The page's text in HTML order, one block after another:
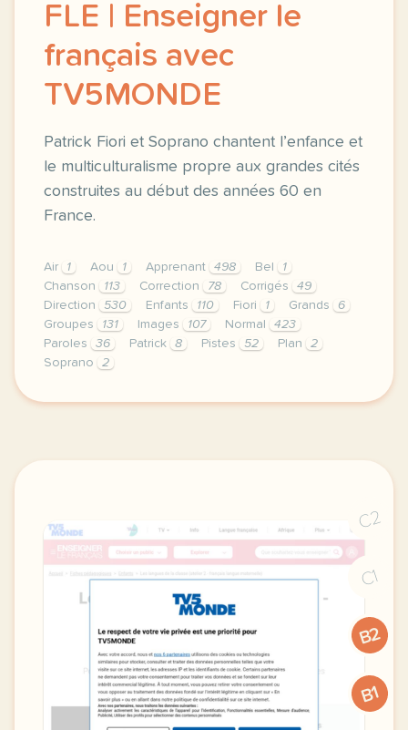
FLE | Enseigner le
français avec
TV5MONDE
Patrick Fiori et Soprano chantent l’enfance et
le multiculturalisme propre aux grandes cités
construites au début des années 60 en
France.
Air 1 Aou 1 Apprenant 498 Bel
1
Chanson
113 Correction 78 Corrigés
49
Direction
530 Enfants 110 Fiori 1 Grands
6
Groupes
131 Images 107 Normal
423
Paroles
36 Patrick 8 Pistes 52 Plan
2
Soprano
2
didomi host didomi components button cursor
C2
C1
B2
B1